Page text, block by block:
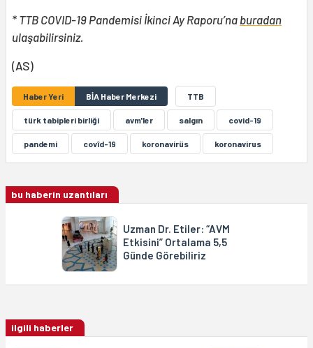
* TTB COVID-19 Pandemisi İkinci Ay Raporu’na buradan
ulaşabilirsiniz.
(AS)
Haber Yeri BİA Haber Merkezi TTB
türk tabipleri birliği avm'ler salgın covid-19
pandemi covîd-19 koronavirüs koronavirus
bu haberin uzantıları
Uzman Dr. Etiler: “AVM
Etkisini” Ortalama 5,5
Günde Görebiliriz
ilgili haberler